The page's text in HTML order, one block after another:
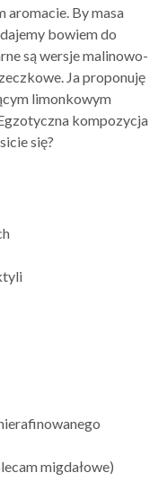
By masa
bowiem do
są wersje malinowo-
Ja proponuję
limonkowym
kompozycja
się?
migdałowe)